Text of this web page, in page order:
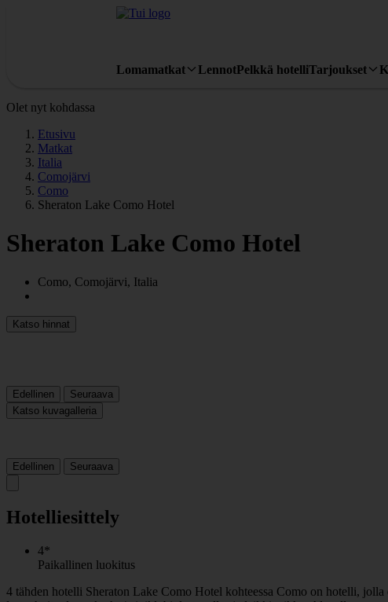
Lomamatkat LennotPelkkä hotelliTarjoukset
Olet nyt kohdassa
Etusivu
Matkat
Italia
Comojärvi
Como
Sheraton Lake Como Hotel
Sheraton Lake Como Hotel
Como, Comojärvi, Italia
Katso hinnat
Edellinen
Seuraava
Katso kuvagalleria
Edellinen Seuraava
Hotelliesittely
4*
Paikallinen luokitus
4 tähden hotelli Sheraton Lake Como Hotel kohteessa Como on hotelli,